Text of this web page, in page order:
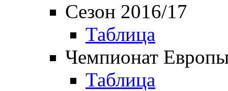
Сезон 2016/17
Таблица
Чемпионат
Таблица